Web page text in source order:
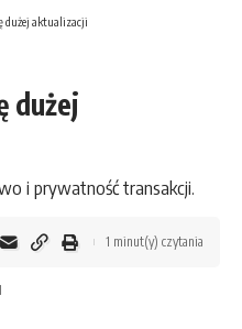
dużej aktualizacji
dużej
i prywatność transakcji.
1 minut(y) czytania